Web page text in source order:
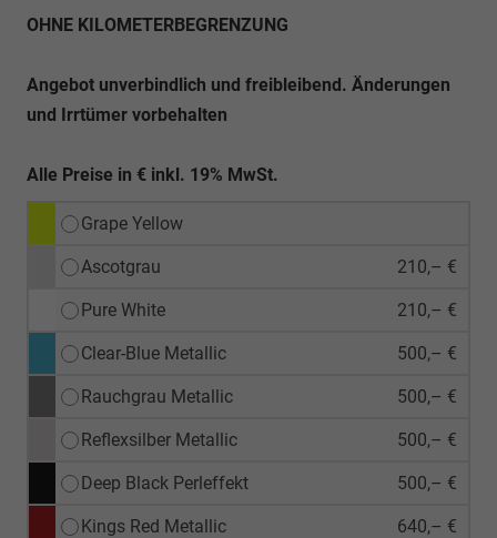
OHNE KILOMETERBEGRENZUNG
Angebot unverbindlich und freibleibend. Änderungen
und Irrtümer vorbehalten
Alle Preise in € inkl. 19% MwSt.
Grape Yellow
Ascotgrau 210,– €
Pure White 210,– €
Clear-Blue Metallic 500,– €
Rauchgrau Metallic 500,– €
Reflexsilber Metallic 500,– €
Deep Black Perleffekt 500,– €
Kings Red Metallic 640,– €